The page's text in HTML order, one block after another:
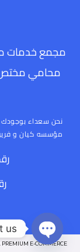
مجمع خدمات
محامي مختص
نحن سعداء
مؤسسه كيان و
E-COMMERCE
us
CHATY